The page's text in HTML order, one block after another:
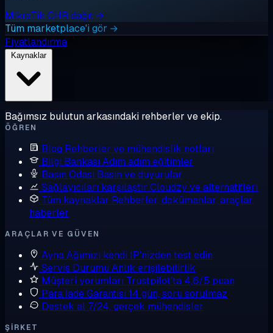
MikroTik CHR dağıt →
Tüm marketplace'i gör →
Fiyatlandırma
Kaynaklar
Bağımsız bulutun arkasındaki rehberler ve ekip.
ÖĞREN
Blog Rehberler ve mühendislik notları
Bilgi Bankası Adım adım eğitimler
Basın Odası Basın ve duyurular
Sağlayıcıları karşılaştır Cloudzy ve alternatifleri
Tüm kaynaklar Rehberler, dokümanlar, araçlar,
haberler
ARAÇLAR VE GÜVEN
AynaAğımızı kendi IP'nizden test edin
Servis Durumu Anlık erişilebilirlik
Müşteri yorumları Trustpilot'ta 4,6/5 puan
Para İade Garantisi 14 gün, soru sorulmaz
Destek al 7/24, gerçek mühendisler
ŞIRKET